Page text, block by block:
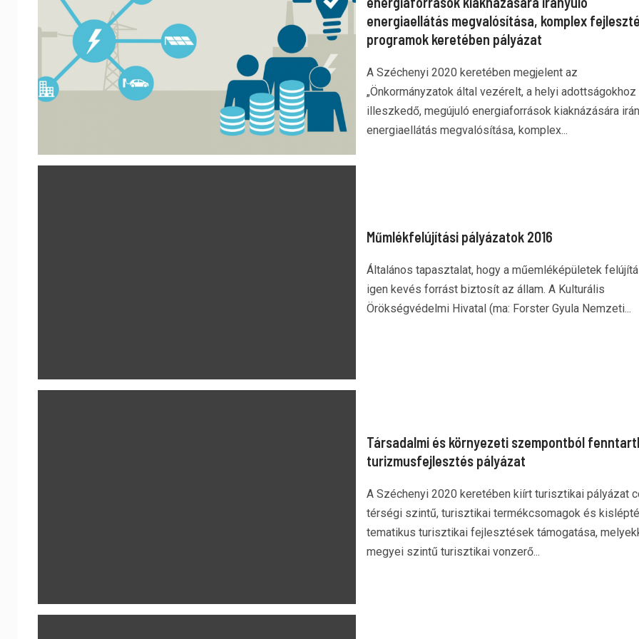
energiaellátás megvalósítása, komplex
programok keretében pályázat
A Széchenyi 2020 keretében megjelent az
„Önkormányzatok által vezérelt, a helyi adottságokhoz
illeszkedő, megújuló energiaforrások kiaknázására
energiaellátás megvalósítása, komplex...
Műmlékfelújítási pályázatok 2016
Általános tapasztalat, hogy a műemléképületek
igen kevés forrást biztosít az állam. A Kulturális
Örökségvédelmi Hivatal (ma: Forster Gyula Nemzeti...
Társadalmi és környezeti szempontból
turizmusfejlesztés pályázat
A Széchenyi 2020 keretében kiírt turisztikai pályázat
térségi szintű, turisztikai termékcsomagok és
tematikus turisztikai fejlesztések támogatása,
megyei szintű turisztikai vonzerő...